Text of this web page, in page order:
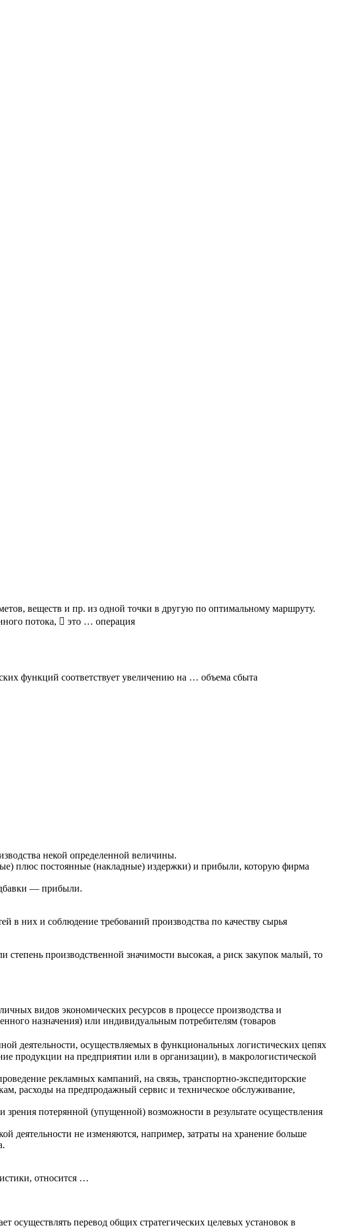
веществ и пр. из одной точки в другую по оптимальному маршруту.
потока,  это … операция
функций соответствует увеличению на … объема сбыта
некой определенной величины.
плюс постоянные (накладные) издержки) и прибыли, которую фирма
— прибыли.
в них и соблюдение требований производства по качеству сырья
степень производственной значимости высокая, а риск закупок малый, то
видов экономических ресурсов в процессе производства и
назначения) или индивидуальным потребителям (товаров
деятельности, осуществляемых в функциональных логистических цепях
продукции на предприятии или в организации), в макрологистической
рекламных кампаний, на связь, транспортно-экспедиторские
расходы на предпродажный сервис и техническое обслуживание,
потерянной (упущенной) возможности в результате осуществления
деятельности не изменяются, например, затраты на хранение больше
относится …
осуществлять перевод общих стратегических целевых установок в